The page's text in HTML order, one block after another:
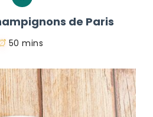
de Paris
50 mins